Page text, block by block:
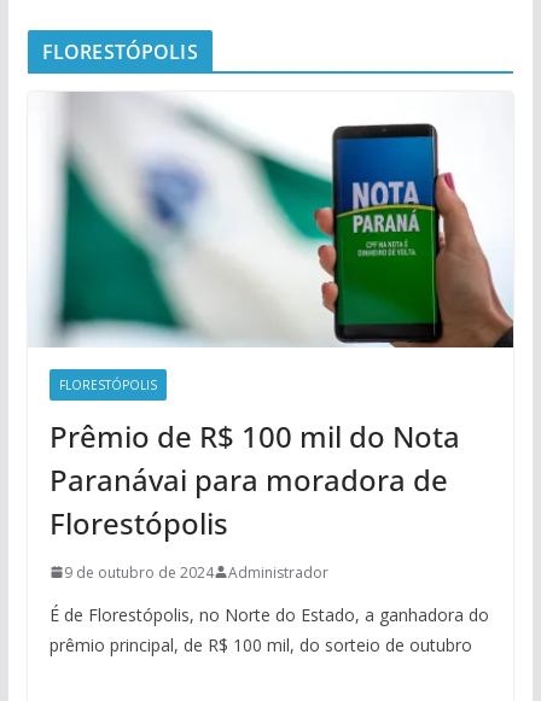
FLORESTÓPOLIS
FLORESTÓPOLIS
Prêmio de R$ 100 mil do Nota
Paranávai para moradora de
Florestópolis
9 de outubro de 2024 Administrador
É de Florestópolis, no Norte do Estado, a ganhadora do
prêmio principal, de R$ 100 mil, do sorteio de outubro